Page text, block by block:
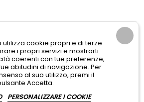
in TNT di alta qualità (50gr/m²)
utilizza cookie propri e di terze
i propri servizi e mostrarti
coerenti con tue preferenze,
abitudini di navigazione. Per
al suo utilizzo, premi il
Accetta.
PERSONALIZZARE I COOKIE